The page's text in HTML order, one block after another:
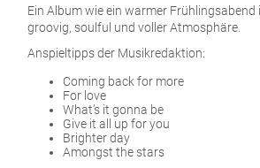
Ein Album wie ein warmer Frühlingsabend
groovig, soulful und voller Atmosphäre.
Anspieltipps der Musikredaktion:
Coming back for more
For love
What’s it gonna be
Give it all up for you
Brighter day
Amongst the stars